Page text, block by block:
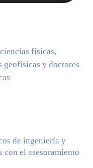
físicas,
geofísicas y doctores
de ingeniería y
con el asesoramiento